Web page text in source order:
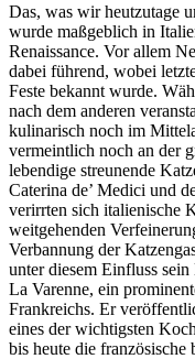
Das, was wir heutzutage
wurde maßgeblich in
Renaissance. Vor allem
dabei führend, wobei
Feste bekannt wurde.
nach dem anderen
kulinarisch noch im
vermeintlich noch an der
lebendige streunende
Caterina de’ Medici und
verirrten sich italienische
weitgehenden
Verbannung der
unter diesem Einfluss
La Varenne, ein
Frankreichs. Er
eines der wichtigsten
bis heute die französische